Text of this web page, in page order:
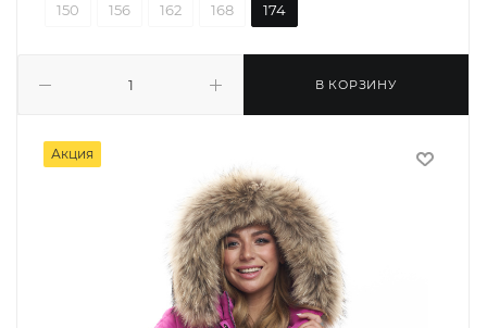
В КОРЗИНУ
150 156 162 168 174
Акция